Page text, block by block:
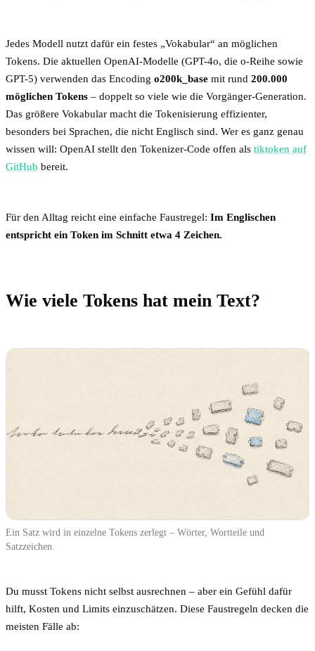
Jedes Modell nutzt dafür ein festes „Vokabular“ an möglichen
Tokens. Die aktuellen OpenAI-Modelle (GPT-4o, die o-Reihe sowie
GPT-5) verwenden das Encoding o200k_base mit rund 200.000
möglichen Tokens – doppelt so viele wie die Vorgänger-Generation.
Das größere Vokabular macht die Tokenisierung effizienter,
besonders bei Sprachen, die nicht Englisch sind. Wer es ganz genau
wissen will: OpenAI stellt den Tokenizer-Code offen als tiktoken auf
GitHub bereit.
Für den Alltag reicht eine einfache Faustregel: Im Englischen
entspricht ein Token im Schnitt etwa 4 Zeichen.
Wie viele Tokens hat mein Text?
Ein Satz wird in einzelne Tokens zerlegt – Wörter, Wortteile und
Satzzeichen.
Du musst Tokens nicht selbst ausrechnen – aber ein Gefühl dafür
hilft, Kosten und Limits einzuschätzen. Diese Faustregeln decken die
meisten Fälle ab: